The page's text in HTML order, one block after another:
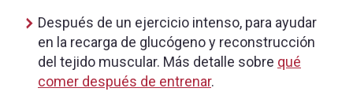
Después de un ejercicio intenso, para ayudar
en la recarga de glucógeno y reconstrucción
del tejido muscular. Más detalle sobre qué
comer después de entrenar.